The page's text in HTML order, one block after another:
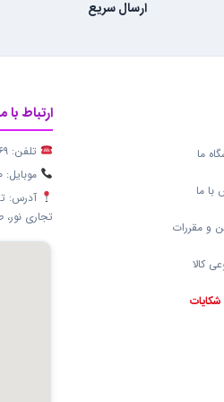
ارسال سریع
ما
با ما
و مقررات
کالا
ارتباط با
تلفن: ۸۸۲۲۷۵۶۹ (۰۲۱)
موبایل: ۰۹۹۰-۹۳۱-۷۳۸۷
آدرس:
تجاری نور،